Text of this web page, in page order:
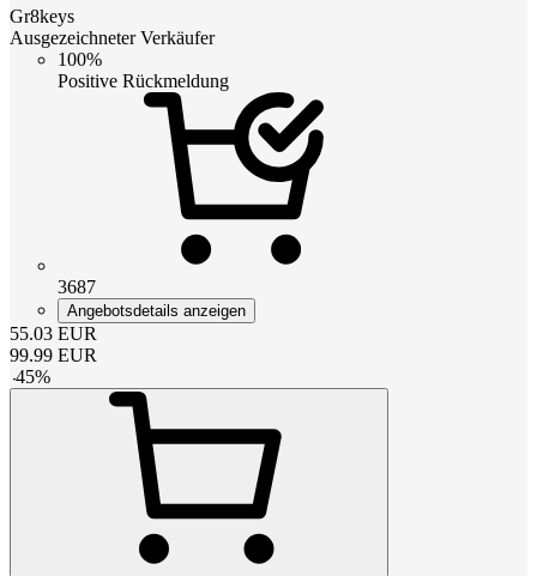
Gr8keys
Ausgezeichneter Verkäufer
100%
Positive Rückmeldung
3687
Angebotsdetails anzeigen
55.03 EUR
99.99 EUR
-45%